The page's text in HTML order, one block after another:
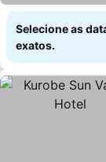
Selecione as
exatos.